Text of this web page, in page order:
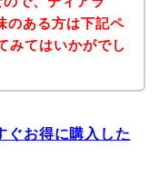
のある方は下記ペ
みてはいかがでし
ぐお得に購入した